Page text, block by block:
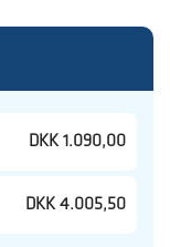
DKK 1.090,00
DKK 4.005,50